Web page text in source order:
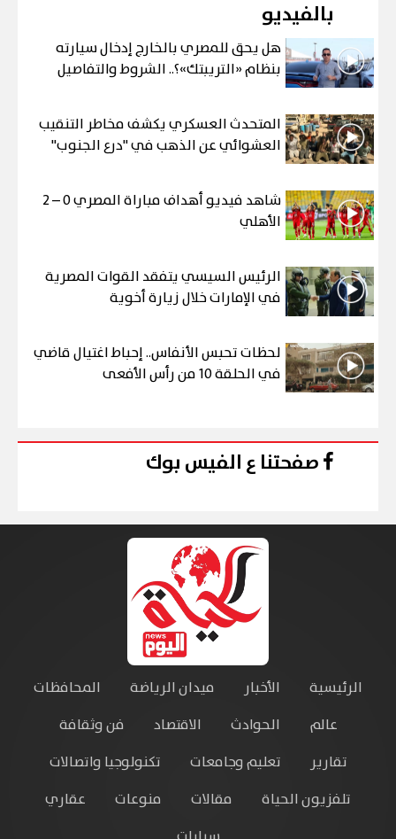
بالفيديو
هل يحق للمصري بالخارج إدخال سيارته
بنظام «التريبتك»؟.. الشروط والتفاصيل
المتحدث العسكري يكشف مخاطر التنقيب
العشوائي عن الذهب في "درع الجنوب"
شاهد فيديو أهداف مباراة المصري 0 – 2
الأهلي
الرئيس السيسي يتفقد القوات المصرية
في الإمارات خلال زيارة أخوية
لحظات تحبس الأنفاس.. إحباط اغتيال قاضي
في الحلقة 10 من رأس الأفعى
صفحتنا ع الفيس بوك
الرئيسية الأخبار ميدان الرياضة
المحافظات
عالم
الحوادث الاقتصاد
فن وثقافة
تقارير
تعليم وجامعات
تكنولوجيا واتصالات
تلفزيون الحياة
مقالات منوعات
عقاري